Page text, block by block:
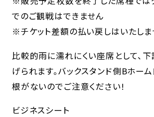
でのご観戦はできません
※チケット差額の払い戻しはいたしま
比較的雨に濡れにくい座席として、
げられます。バックスタンド側Bホー
根がないのでご注意ください!
ビジネスシート